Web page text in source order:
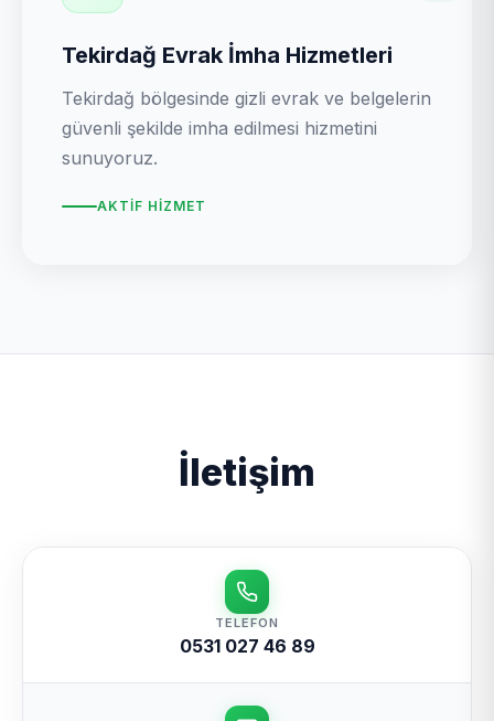
Tekirdağ Evrak İmha Hizmetleri
Tekirdağ bölgesinde gizli evrak ve belgelerin
güvenli şekilde imha edilmesi hizmetini
sunuyoruz.
AKTIF HIZMET
İletişim
TELEFON
0531 027 46 89